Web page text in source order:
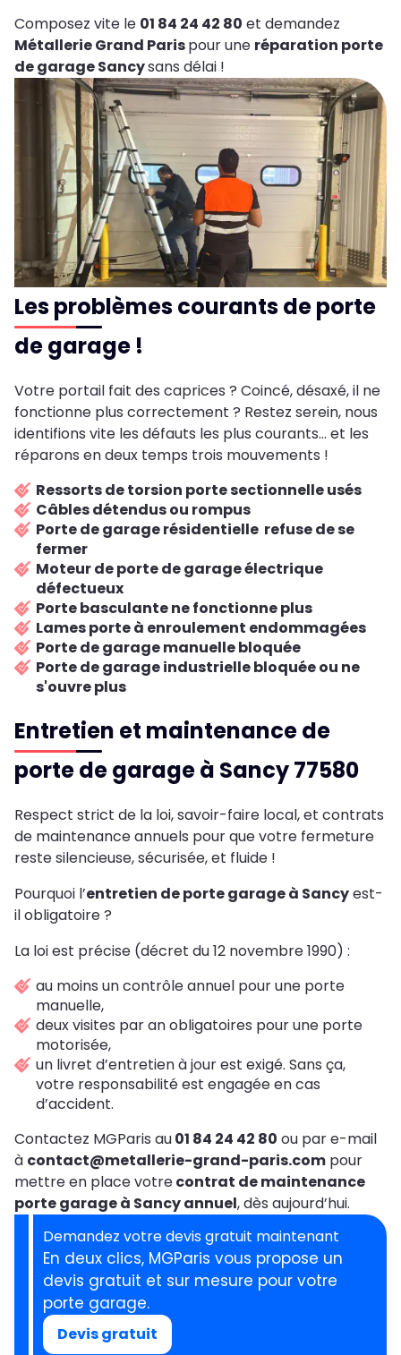
Composez vite le 01 84 24 42 80 et demandez
Métallerie Grand Parispour une réparation porte
de garage Sancysans délai !
Les problèmes courants de porte
de garage !
Votre portail fait des caprices ? Coincé, désaxé, il ne
fonctionne plus correctement ? Restez serein, nous
identifions vite les défauts les plus courants... et les
réparons en deux temps trois mouvements !
Ressorts de torsion porte sectionnelle usés
Câbles détendus ou rompus
Porte de garage résidentielle refuse de se
fermer
Moteur de porte de garage électrique
défectueux
Porte basculante ne fonctionne plus
Lames porte à enroulement endommagées
Porte de garage manuelle bloquée
Porte de garage industrielle bloquée ou ne
s'ouvre plus
Entretien et maintenance de
porte de garage à Sancy 77580
Respect strict de la loi, savoir-faire local, et contrats
de maintenance annuels pour que votre fermeture
reste silencieuse, sécurisée, et fluide !
Pourquoi l’entretien de porte garage à Sancyest-
il obligatoire ?
La loi est précise (décret du 12 novembre 1990) :
au moins un contrôle annuel pour une porte
manuelle,
deux visites par an obligatoires pour une porte
motorisée,
un livret d’entretien à jour est exigé. Sans ça,
votre responsabilité est engagée en cas
d’accident.
Contactez MGParis au01 84 24 42 80 ou par e-mail
à contact@metallerie-grand-paris.com pour
mettre en place votrecontrat de maintenance
porte garage à Sancy annuel, dès aujourd’hui.
Demandez votre devis gratuit maintenant
En deux clics, MGParis vous propose un
devis gratuit et sur mesure pour votre
porte garage.
Devis gratuit